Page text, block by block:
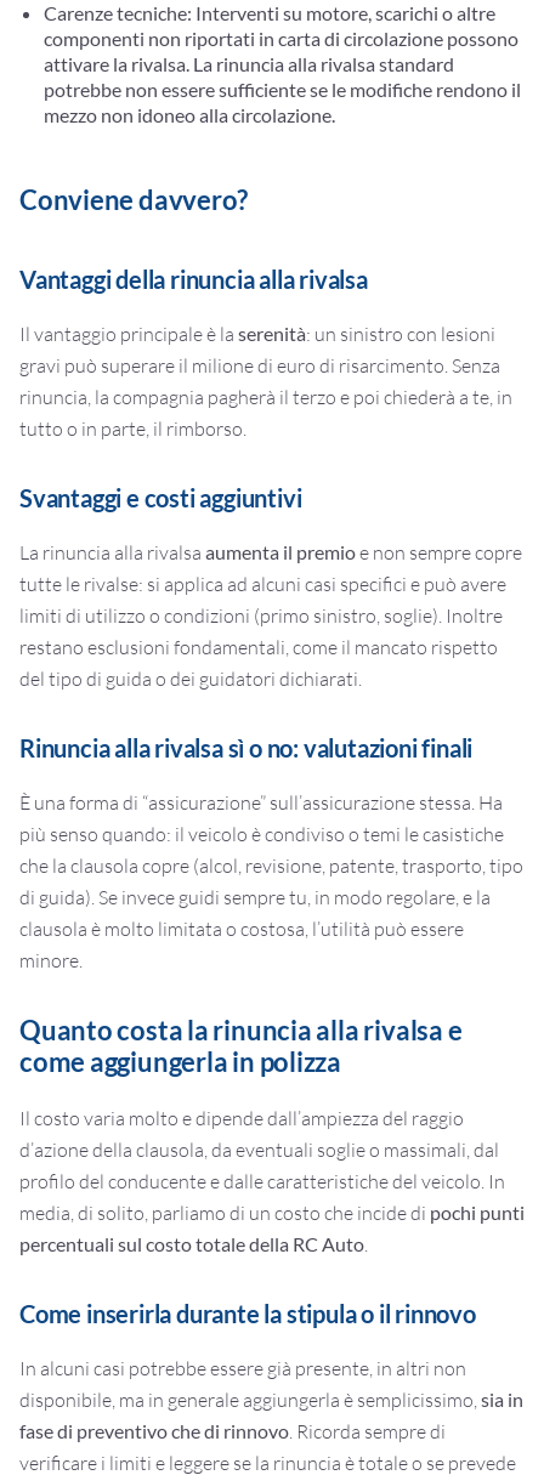
Carenze tecniche: Interventi su motore, scarichi o altre
componenti non riportati in carta di circolazione possono
attivare la rivalsa. La rinuncia alla rivalsa standard
potrebbe non essere sufficiente se le modifiche rendono il
mezzo non idoneo alla circolazione.
Conviene davvero?
Vantaggi della rinuncia alla rivalsa
Il vantaggio principale è la serenità: un sinistro con lesioni
gravi può superare il milione di euro di risarcimento. Senza
rinuncia, la compagnia pagherà il terzo e poi chiederà a te, in
tutto o in parte, il rimborso.
Svantaggi e costi aggiuntivi
La rinuncia alla rivalsa aumenta il premioe non sempre copre
tutte le rivalse: si applica ad alcuni casi specifici e può avere
limiti di utilizzo o condizioni (primo sinistro, soglie). Inoltre
restano esclusioni fondamentali, come il mancato rispetto
del tipo di guida o dei guidatori dichiarati.
Rinuncia alla rivalsa sì o no: valutazioni finali
È una forma di “assicurazione” sull’assicurazione stessa. Ha
più senso quando: il veicolo è condiviso o temi le casistiche
che la clausola copre (alcol, revisione, patente, trasporto, tipo
di guida). Se invece guidi sempre tu, in modo regolare, e la
clausola è molto limitata o costosa, l’utilità può essere
minore.
Quanto costa la rinuncia alla rivalsa e
come aggiungerla in polizza
Il costo varia molto e dipende dall’ampiezza del raggio
d’azione della clausola, da eventuali soglie o massimali, dal
profilo del conducente e dalle caratteristiche del veicolo. In
media, di solito, parliamo di un costo che incide di pochi punti
percentuali sul costo totale della RC Auto.
Come inserirla durante la stipula o il rinnovo
In alcuni casi potrebbe essere già presente, in altri non
disponibile, ma in generale aggiungerla è semplicissimo,sia in
fase di preventivo che di rinnovo. Ricorda sempre di
verificare i limiti e leggere se la rinuncia è totale o se prevede